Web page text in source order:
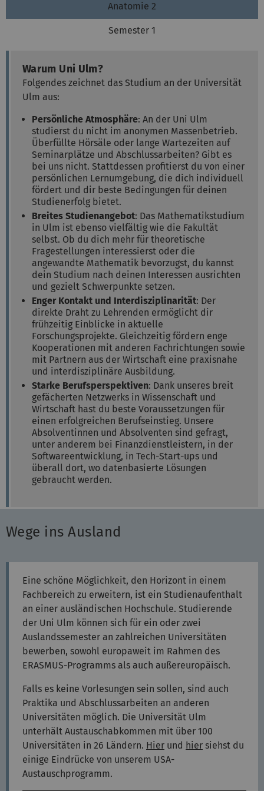
Anatomie 2
Semester 1
Warum Uni Ulm?
Folgendes zeichnet das Studium an der Universität
Ulm aus:
Persönliche Atmosphäre: An der Uni Ulm
studierst du nicht im anonymen Massenbetrieb.
Überfüllte Hörsäle oder lange Wartezeiten auf
Seminarplätze und Abschlussarbeiten? Gibt es
bei uns nicht. Stattdessen profitierst du von einer
persönlichen Lernumgebung, die dich individuell
fördert und dir beste Bedingungen für deinen
Studienerfolg bietet.
Breites Studienangebot: Das Mathematikstudium
in Ulm ist ebenso vielfältig wie die Fakultät
selbst. Ob du dich mehr für theoretische
Fragestellungen interessierst oder die
angewandte Mathematik bevorzugst, du kannst
dein Studium nach deinen Interessen ausrichten
und gezielt Schwerpunkte setzen.
Enger Kontakt und Interdisziplinarität: Der
direkte Draht zu Lehrenden ermöglicht dir
frühzeitig Einblicke in aktuelle
Forschungsprojekte. Gleichzeitig fördern enge
Kooperationen mit anderen Fachrichtungen sowie
mit Partnern aus der Wirtschaft eine praxisnahe
und interdisziplinäre Ausbildung.
Starke Berufsperspektiven: Dank unseres breit
gefächerten Netzwerks in Wissenschaft und
Wirtschaft hast du beste Voraussetzungen für
einen erfolgreichen Berufseinstieg. Unsere
Absolventinnen und Absolventen sind gefragt,
unter anderem bei Finanzdienstleistern, in der
Softwareentwicklung, in Tech-Start-ups und
überall dort, wo datenbasierte Lösungen
gebraucht werden.
Wege ins Ausland
Eine schöne Möglichkeit, den Horizont in einem
Fachbereich zu erweitern, ist ein Studienaufenthalt
an einer ausländischen Hochschule. Studierende
der Uni Ulm können sich für ein oder zwei
Auslandssemester an zahlreichen Universitäten
bewerben, sowohl europaweit im Rahmen des
ERASMUS-Programms als auch außereuropäisch.
Falls es keine Vorlesungen sein sollen, sind auch
Praktika und Abschlussarbeiten an anderen
Universitäten möglich. Die Universität Ulm
unterhält Austauschabkommen mit über 100
Universitäten in 26 Ländern. Hier und hier siehst du
einige Eindrücke von unserem USA-
Austauschprogramm.